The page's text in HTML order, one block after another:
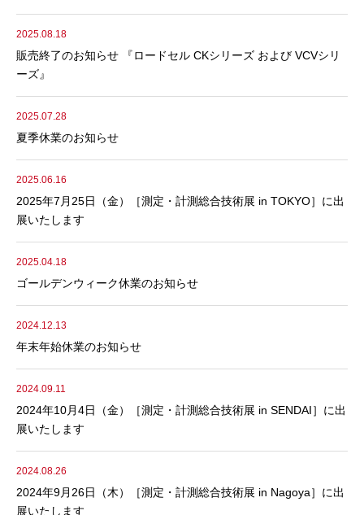
2025.08.18
販売終了のお知らせ 『ロードセル CKシリーズ および VCVシリ
ーズ』
2025.07.28
夏季休業のお知らせ
2025.06.16
2025年7月25日（金）［測定・計測総合技術展 in TOKYO］に出
展いたします
2025.04.18
ゴールデンウィーク休業のお知らせ
2024.12.13
年末年始休業のお知らせ
2024.09.11
2024年10月4日（金）［測定・計測総合技術展 in SENDAI］に出
展いたします
2024.08.26
2024年9月26日（木）［測定・計測総合技術展 in Nagoya］に出
展いたします